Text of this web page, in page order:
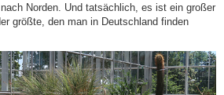
Norden. Und tatsächlich, es ist ein großer
größte, den man in Deutschland finden